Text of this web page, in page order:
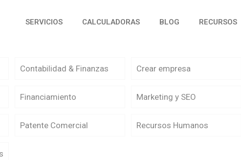
SERVICIOS CALCULADORAS BLOG RECURSOS
Contabilidad & Finanzas Crear empresa
Financiamiento Marketing y SEO
Patente Comercial Recursos Humanos